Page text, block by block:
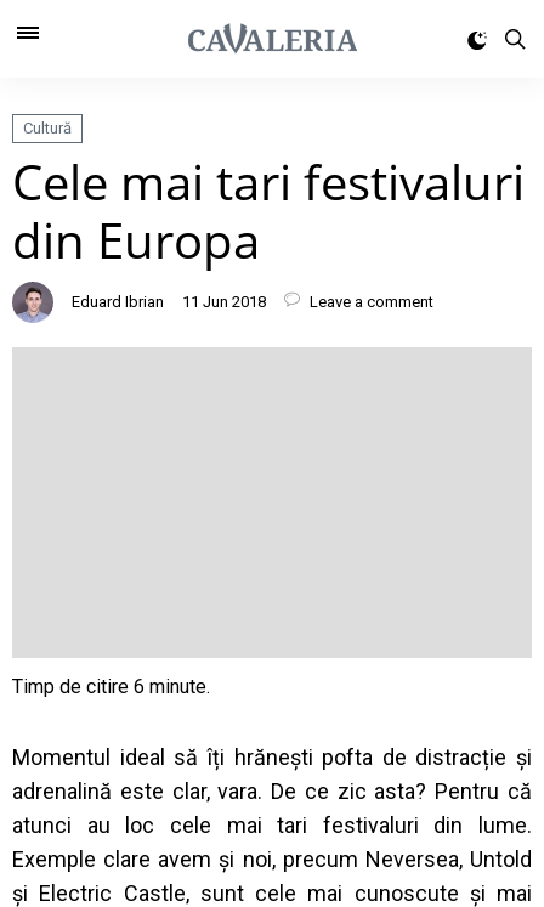
Cultură
Cele mai tari festivaluri
din Europa
Eduard Ibrian 11 Jun 2018 Leave a comment
Momentul ideal să îți hrănești pofta de distracție și
adrenalină este clar, vara. De ce zic asta? Pentru că
atunci au loc cele mai tari festivaluri din lume.
Exemple clare avem și noi, precum Neversea, Untold
și Electric Castle, sunt cele mai cunoscute și mai